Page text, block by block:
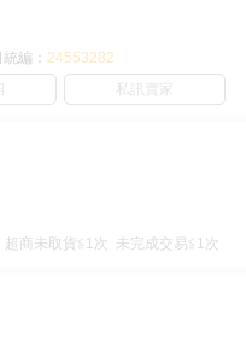
編： 24553282
私訊賣家
商未取貨≦1次 未完成交易≦1次